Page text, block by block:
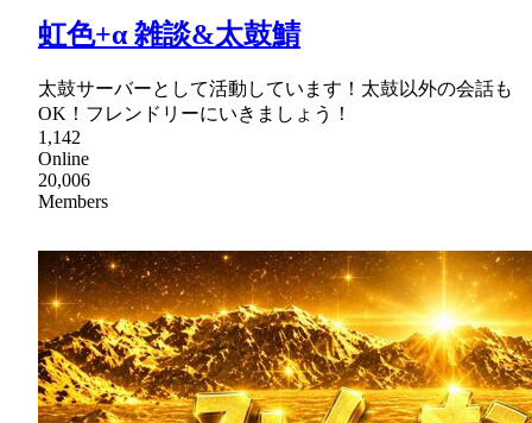
虹色+α 雑談&太鼓鯖
太鼓サーバーとして活動しています！太鼓以外の会話も
OK！フレンドリーにいきましょう！
1,142
Online
20,006
Members